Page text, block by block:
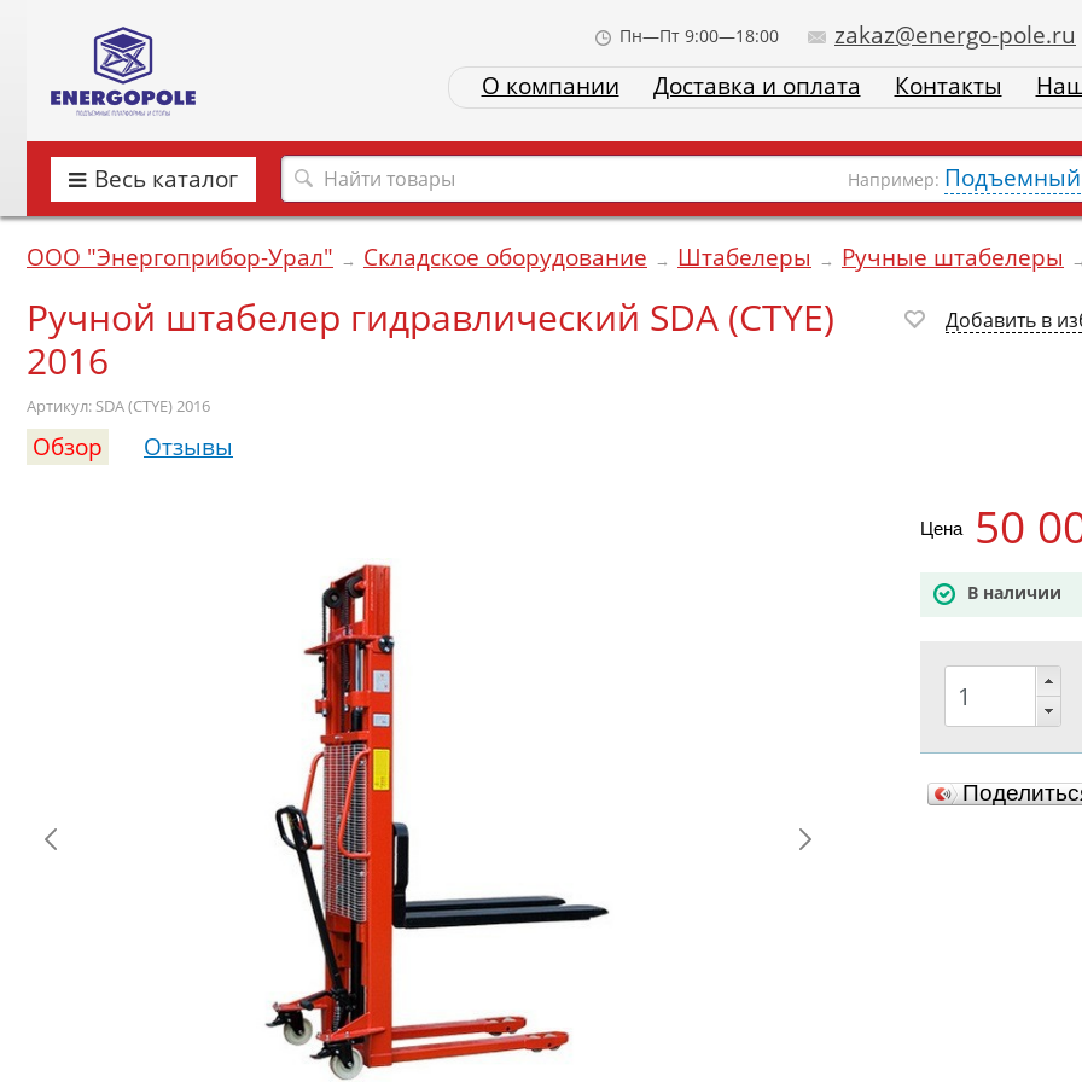
Пн—Пт 9:00—18:00
zakaz@energo-pole.ru
О компании
Доставка и оплата Контакты
Весь каталог Например: Подъемный
ООО "Энергоприбор-Урал" → Складское оборудование → Штабелеры → Ручные штабелеры
Ручной штабелер гидравлический SDA (CTYE)
2016
Артикул: SDA (CTYE) 2016
Добавить в
Обзор Отзывы
Цена 50
В наличии